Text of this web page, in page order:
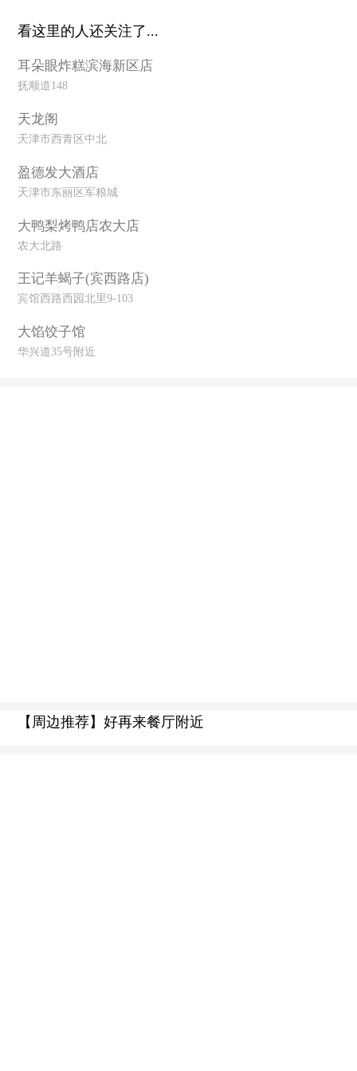
看这里的人还关注了...
耳朵眼炸糕滨海新区店
抚顺道148
天龙阁
天津市西青区中北
盈德发大酒店
天津市东丽区军粮城
大鸭梨烤鸭店农大店
农大北路
王记羊蝎子(宾西路店)
宾馆西路西园北里9-103
大馅饺子馆
华兴道35号附近
【周边推荐】好再来餐厅附近